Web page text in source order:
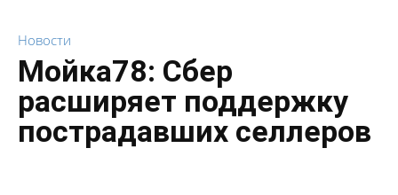
Новости
Мойка78: Сбер
расширяет поддержку
пострадавших селлеров